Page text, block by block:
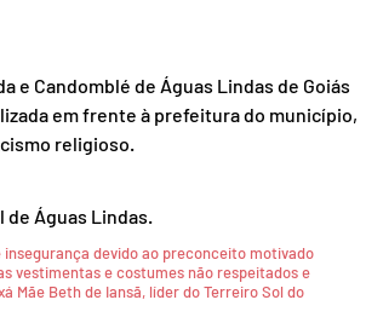
Candomblé de Águas Lindas de Goiás
em frente à prefeitura do município,
religioso.
de Águas Lindas.
devido ao preconceito motivado
vestimentas e costumes não respeitados e
Mãe Beth de Iansã, líder do Terreiro Sol do